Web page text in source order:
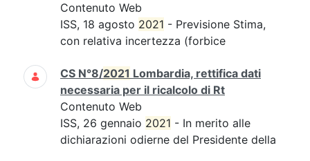
Contenuto Web
ISS, 18 agosto 2021 - Previsione Stima,
con relativa incertezza (forbice
CS N°8/2021 Lombardia, rettifica dati
necessaria per il ricalcolo di Rt
Contenuto Web
ISS, 26 gennaio 2021 - In merito alle
dichiarazioni odierne del Presidente della